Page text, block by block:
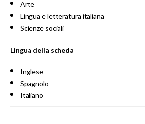
Arte
Lingua e letteratura italiana
Scienze sociali
Lingua della scheda
Inglese
Spagnolo
Italiano